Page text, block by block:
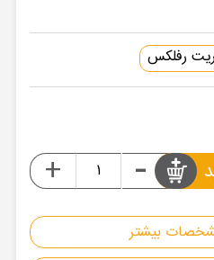
بیشتر
رفلکس
-
+